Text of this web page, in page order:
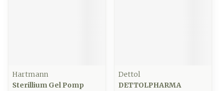
Hartmann
Sterillium Gel Pomp
Dettol
DETTOLPHARMA